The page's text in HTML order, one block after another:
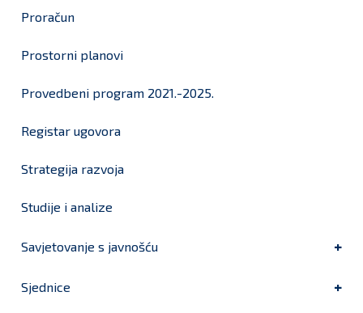
Proračun
Prostorni planovi
Provedbeni program 2021.-2025.
Registar ugovora
Strategija razvoja
Studije i analize
Savjetovanje s javnošću
Sjednice